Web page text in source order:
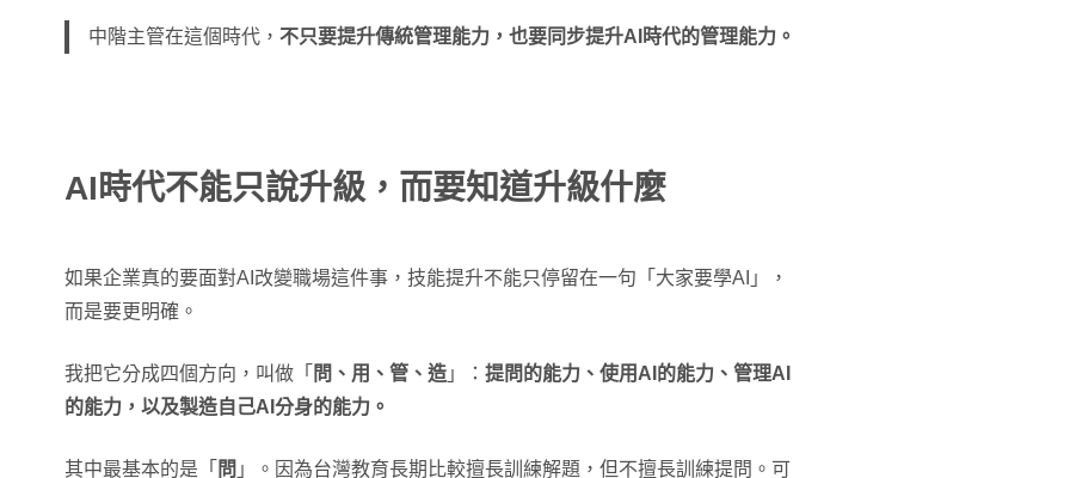
中階主管在這個時代， 不只要提升傳統管理能力，也要同步提升AI時代的管理能力。
AI時代不能只說升級，而要知道升級什麼
如果企業真的要面對AI改變職場這件事，技能提升不能只停留在一句「大家要學AI」，
而是要更明確。
我把它分成四個方向，叫做「 問、用、管、造 」： 提問的能力、使用AI的能力、管理AI
的能力，以及製造自己AI分身的能力。
其中最基本的是「 問 」。因為台灣教育長期比較擅長訓練解題，但不擅長訓練提問。可